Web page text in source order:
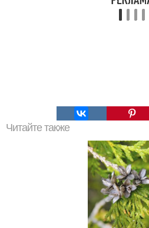
Читайте также